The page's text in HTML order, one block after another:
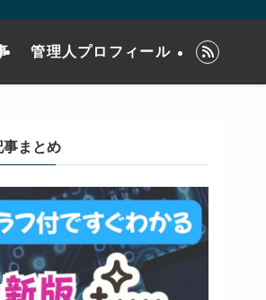
管理人プロフィール
事まとめ